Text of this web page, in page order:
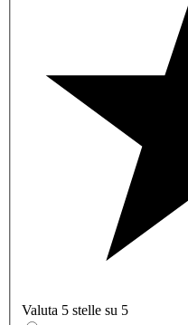
Valuta 5 stelle su 5